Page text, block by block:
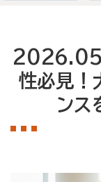
初回体験
店舗案内
トレーナー紹介
性必見！
ンス